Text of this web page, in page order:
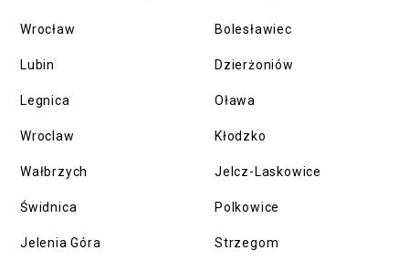
Wrocław
Lubin
Legnica
Wroclaw
Wałbrzych
Świdnica
Jelenia Góra
Bolesławiec
Dzierżoniów
Oława
Kłodzko
Jelcz-Laskowice
Polkowice
Strzegom